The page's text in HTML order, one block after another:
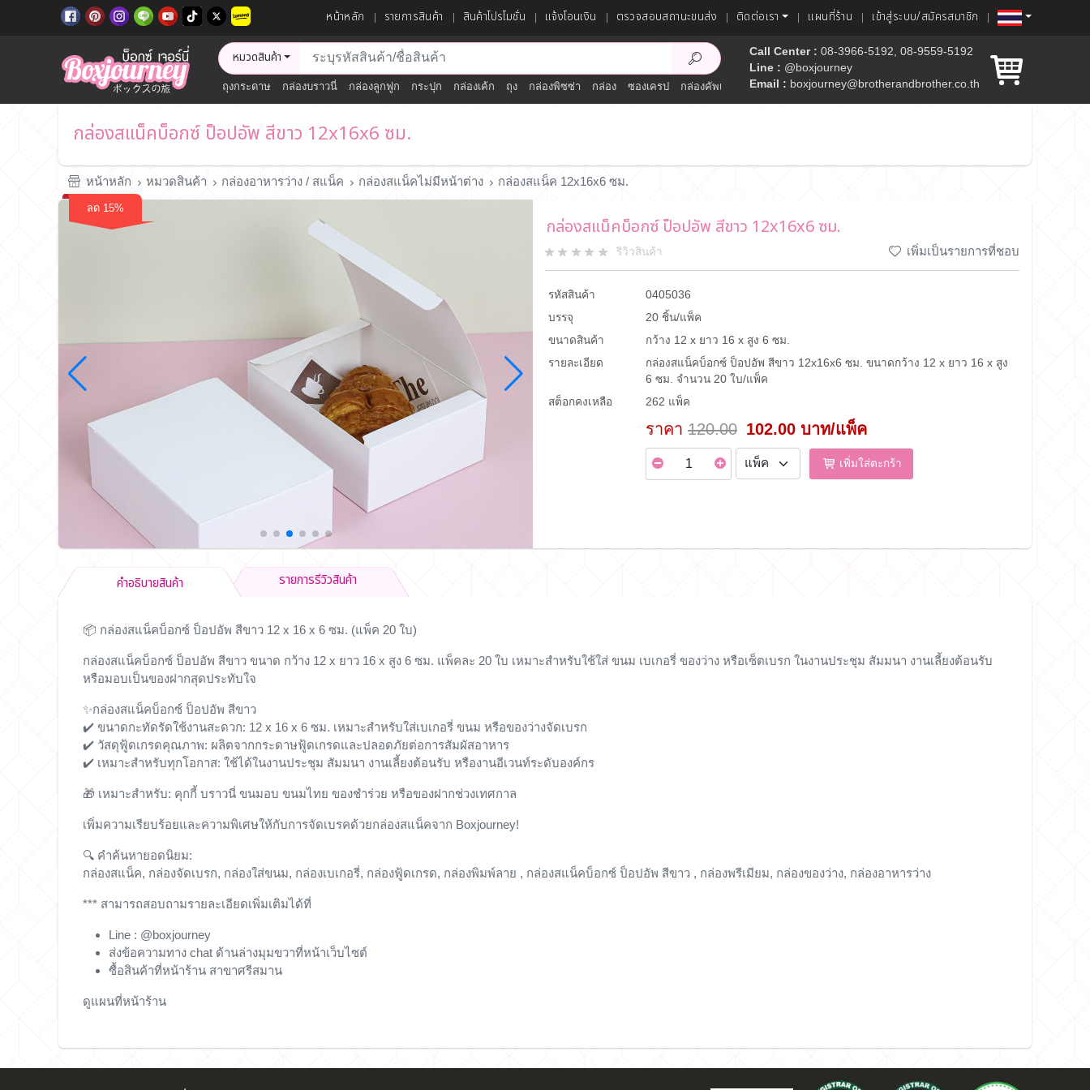
หน้าหลัก รายการสินค้า สินค้าโปรโมชั่น แจ้งโอนเงิน ตรวจสอบสถานะขนส่ง ติดต่อเรา แผนที่ร้าน เข้าสู่ระบบ/สมัครสมาชิก
หมวดสินค้า
ถุงกระดาษ กล่องบราวนี่ กล่องลูกฟูก กระปุก กล่องเค้ก ถุง กล่องพิซซ่า กล่อง ซองเครป กล่องคัพเค้ก
Call Center : 08-3966-5192, 08-9559-5192
Line : @boxjourney
Email : boxjourney@brotherandbrother.co.th
กล่องสแน็คบ็อกซ์ ป็อปอัพ สีขาว 12x16x6 ซม.
หน้าหลัก หมวดสินค้า กล่องอาหารว่าง / สแน็ค กล่องสแน็คไม่มีหน้าต่าง กล่องสแน็ค 12x16x6 ซม.
ลด 15%
กล่องสแน็คบ็อกซ์ ป็อปอัพ สีขาว 12x16x6 ซม.
รีวิวสินค้า เพิ่มเป็นรายการที่ชอบ
รหัสสินค้า
0405036
บรรจุ
20 ชิ้น/แพ็ค
ขนาดสินค้า
กว้าง 12 x ยาว 16 x สูง 6 ซม.
รายละเอียด
กล่องสแน็คบ็อกซ์ ป็อปอัพ สีขาว 12x16x6 ซม. ขนาดกว้าง 12 x ยาว 16 x สูง
6 ซม. จำนวน 20 ใบ/แพ็ค
สต็อกคงเหลือ
262 แพ็ค
ราคา 120.00 102.00 บาท/แพ็ค
เพิ่มใส่ตะกร้า
คำอธิบายสินค้า รายการรีวิวสินค้า
📦 กล่องสแน็คบ็อกซ์ ป็อปอัพ สีขาว 12 x 16 x 6 ซม. (แพ็ค 20 ใบ)
กล่องสแน็คบ็อกซ์ ป็อปอัพ สีขาว ขนาด กว้าง 12 x ยาว 16 x สูง 6 ซม. แพ็คละ 20 ใบ เหมาะสำหรับใช้ใส่ ขนม เบเกอรี่ ของว่าง หรือเซ็ตเบรก ในงานประชุม สัมมนา งานเลี้ยงต้อนรับ
หรือมอบเป็นของฝากสุดประทับใจ
✨กล่องสแน็คบ็อกซ์ ป็อปอัพ สีขาว
✔️ ขนาดกะทัดรัดใช้งานสะดวก: 12 x 16 x 6 ซม. เหมาะสำหรับใส่เบเกอรี่ ขนม หรือของว่างจัดเบรก
✔️ วัสดุฟู้ดเกรดคุณภาพ: ผลิตจากกระดาษฟู้ดเกรดและปลอดภัยต่อการสัมผัสอาหาร
✔️ เหมาะสำหรับทุกโอกาส: ใช้ได้ในงานประชุม สัมมนา งานเลี้ยงต้อนรับ หรืองานอีเวนท์ระดับองค์กร
🎁 เหมาะสำหรับ: คุกกี้ บราวนี่ ขนมอบ ขนมไทย ของชำร่วย หรือของฝากช่วงเทศกาล
เพิ่มความเรียบร้อยและความพิเศษให้กับการจัดเบรคด้วยกล่องสแน็คจาก Boxjourney!
🔍 คำค้นหายอดนิยม:
กล่องสแน็ค, กล่องจัดเบรก, กล่องใส่ขนม, กล่องเบเกอรี่, กล่องฟู้ดเกรด, กล่องพิมพ์ลาย , กล่องสแน็คบ็อกซ์ ป็อปอัพ สีขาว , กล่องพรีเมียม, กล่องของว่าง, กล่องอาหารว่าง
*** สามารถสอบถามรายละเอียดเพิ่มเติมได้ที่
Line : @boxjourney
ส่งข้อความทาง chat ด้านล่างมุมขวาที่หน้าเว็บไซต์
ซื้อสินค้าที่หน้าร้าน สาขาศรีสมาน
ดูแผนที่หน้าร้าน